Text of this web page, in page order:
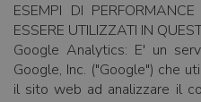
ESEMPI DI
ESSERE UTILIZZATI IN
Google Analytics: E' un
Google, Inc. ("Google") che
il sito web ad analizzare il